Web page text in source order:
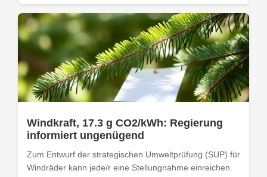
Windkraft, 17.3 g CO2/kWh: Regierung
informiert ungenügend
Zum Entwurf der strategischen Umweltprüfung (SUP) für
Windräder kann jede/r eine Stellungnahme einreichen.